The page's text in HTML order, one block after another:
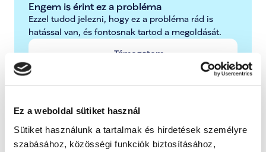
Ez a weboldal sütiket használ
Sütiket használunk a tartalmak és hirdetések személyre
szabásához, közösségi funkciók biztosításához,
Engem is érint ez a probléma
Ezzel tudod jelezni, hogy ez a probléma rád is
hatással van, és fontosnak tartod a megoldását.
Támogatom
Radnai Márk
A TISZA alelnöke, Országgyűlési képviselő,